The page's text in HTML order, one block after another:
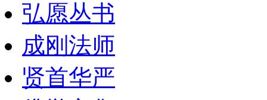
弘愿丛书
成刚法师
贤首华严